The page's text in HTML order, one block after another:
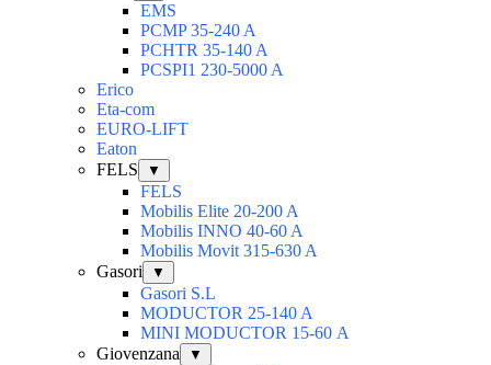
EMS
PCMP 35-240 A
PCHTR 35-140 A
PCSPI1 230-5000 A
Erico
Eta-com
EURO-LIFT
Eaton
FELS
▼
FELS
Mobilis Elite 20-200 A
Mobilis INNO 40-60 A
Mobilis Movit 315-630 A
Gasori
▼
Gasori S.L
MODUCTOR 25-140 A
MINI MODUCTOR 15-60 А
Giovenzana
▼